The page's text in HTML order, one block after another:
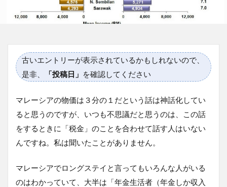
古いエントリーが表示されているかもしれないので、
是非、
「投稿日」 を確認してください
マレーシアの物価は３分の１だという話は神話化してい
ると思うのですが、いつも不思議だと思うのは、この話
をするときに「税金」のことを合わせて話す人はいない
んですね。私は聞いたことがありません。
マレーシアでロングステイと言ってもいろんな人がいる
のはわかっていて、大半は「年金生活者（年金しか収入